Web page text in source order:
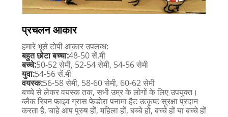
प्रचलन आकार
हमारे भूसे टोपी आकार उपलब्ध:
बहुत छोटा बच्चा:48-50 सें.मी
बच्चे:50-52 सेमी, 52-54 सेमी, 54-56 सेमी
युवा:54-56 सें.मी
वयस्क:56-58 सेमी, 58-60 सेमी, 60-62 सेमी
बच्चे से लेकर वयस्क तक, सभी उम्र के लोगों के लिए उपयुक्त।
ब्लैक रिबन फाइव ग्रास फेडोरा पनामा हैट उत्कृष्ट सुरक्षा प्रदान
करता है, चाहे आप पुरुष हों, महिला हों, बच्चे हों, बच्चे हों या बच्चे हों